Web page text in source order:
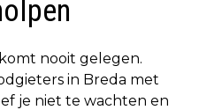
nooit gelegen.
in Breda met
je niet te wachten en